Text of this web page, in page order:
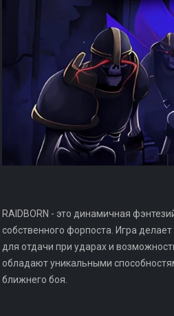
RAIDBORN - это динамичная
собственного форпоста. Игра
для отдачи при ударах и
обладают уникальными
ближнего боя.